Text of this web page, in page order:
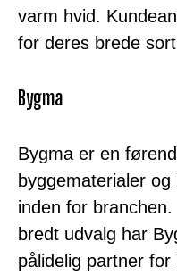
varm hvid.
for deres brede
Bygma
Bygma er en
byggematerialer
inden for
bredt udvalg har
pålidelig partner